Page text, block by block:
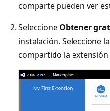
comparte pueden ver
Seleccione Obtener
instalación. Seleccione
compartido la